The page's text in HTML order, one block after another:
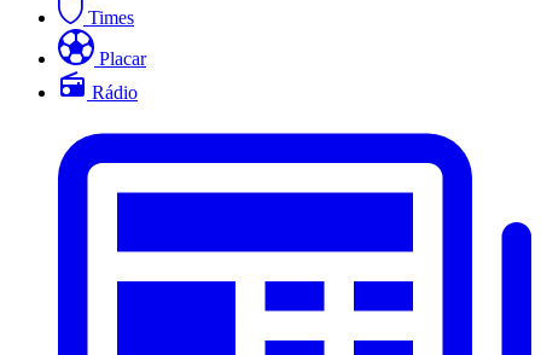
Times
Placar
Rádio